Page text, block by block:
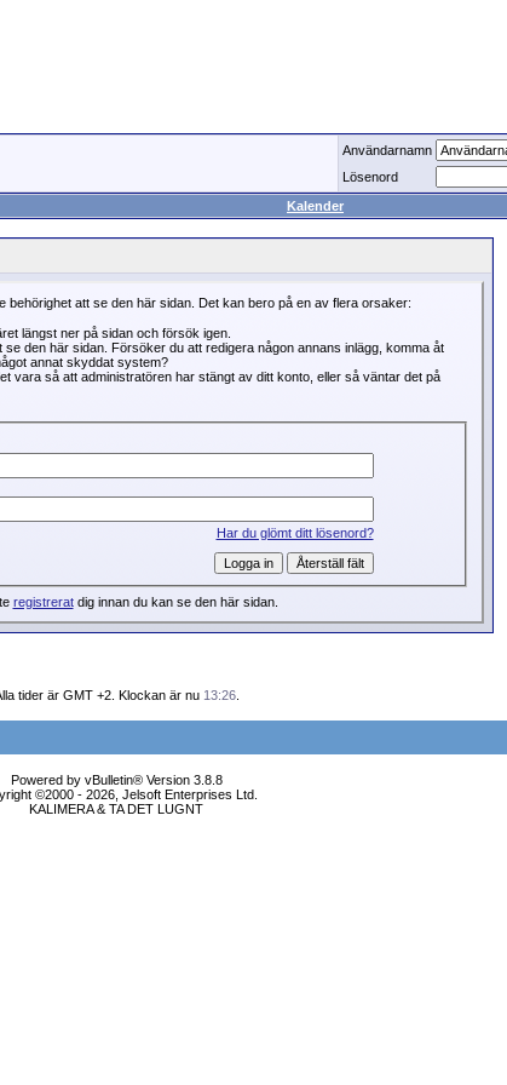
Användarnamn
Lösenord
Kalender
behörighet att se den här sidan. Det kan bero på en av flera orsaker:
längst ner på sidan och försök igen.
se den här sidan. Försöker du att redigera någon annans inlägg, komma åt
annat skyddat system?
vara så att administratören har stängt av ditt konto, eller så väntar det på
Har du glömt ditt lösenord?
registreratdig innan du kan se den här sidan.
tider är GMT +2. Klockan är nu 13:26.
Powered by vBulletin® Version 3.8.8
©2000 - 2026, Jelsoft Enterprises Ltd.
KALIMERA & TA DET LUGNT